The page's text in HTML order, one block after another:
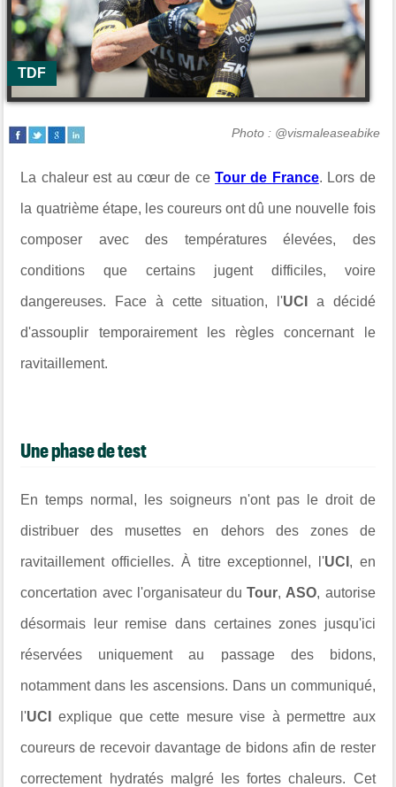
TDF
Photo : @vismaleaseabike
La chaleur est au cœur de ce Tour de France. Lors de
la quatrième étape, les coureurs ont dû une nouvelle fois
composer avec des températures élevées, des
conditions que certains jugent difficiles, voire
dangereuses. Face à cette situation, l'UCI a décidé
d'assouplir temporairement les règles concernant le
ravitaillement.
Une phase de test
En temps normal, les soigneurs n'ont pas le droit de
distribuer des musettes en dehors des zones de
ravitaillement officielles. À titre exceptionnel, l'UCI , en
concertation avec l'organisateur duTour, ASO, autorise
désormais leur remise dans certaines zones jusqu'ici
réservées uniquement au passage des bidons,
notamment dans les ascensions. Dans un communiqué,
l'UCI explique que cette mesure vise à permettre aux
coureurs de recevoir davantage de bidons afin de rester
correctement hydratés malgré les fortes chaleurs. Cet